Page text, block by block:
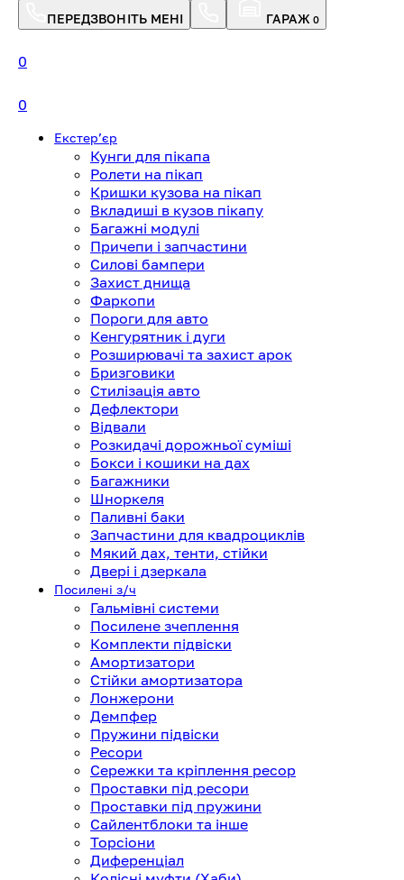
ПЕРЕДЗВОНІТЬ МЕНІ ГАРАЖ 0
0
0
Екстерʼєр
Кунги для пікапа
Ролети на пікап
Кришки кузова на пікап
Вкладиші в кузов пікапу
Багажні модулі
Причепи і запчастини
Силові бампери
Захист днища
Фаркопи
Пороги для авто
Кенгурятник і дуги
Розширювачі та захист арок
Бризговики
Стилізація авто
Дефлектори
Відвали
Розкидачі дорожньої суміші
Бокси і кошики на дах
Багажники
Шноркеля
Паливні баки
Запчастини для квадроциклів
Мякий дах, тенти, стійки
Двері і дзеркала
Посилені з/ч
Гальмівні системи
Посилене зчеплення
Комплекти підвіски
Амортизатори
Стійки амортизатора
Лонжерони
Демпфер
Пружини підвіски
Ресори
Сережки та кріплення ресор
Проставки під ресори
Проставки під пружини
Сайлентблоки та інше
Торсіони
Диференціал